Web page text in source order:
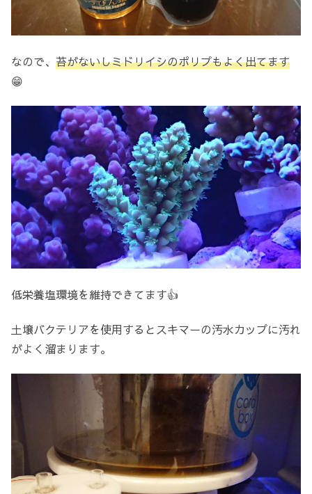
なので、 苔がないしミドリイシのポリプもよく出てます
😁
低栄養塩環境を維持できてます👍
土壌バクテリアを使用するとスキマーの汚水カップに汚れ
がよく溜まります。